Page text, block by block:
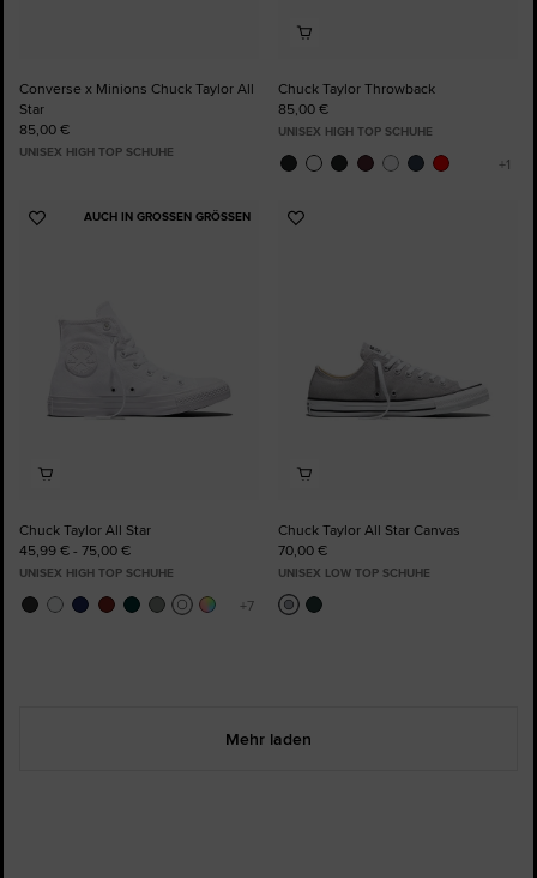
Converse x Minions Chuck Taylor All
Star
85,00 €
UNISEX HIGH TOP SCHUHE
Chuck Taylor Throwback
85,00 €
UNISEX HIGH TOP SCHUHE
AUCH IN GROSSEN GRÖSSEN
Zu
Chuck Taylor All Star
45,99 € - 75,00 €
UNISEX HIGH TOP SCHUHE
Zu
Chuck Taylor All Star Canvas
70,00 €
UNISEX LOW TOP SCHUHE
Mehr laden